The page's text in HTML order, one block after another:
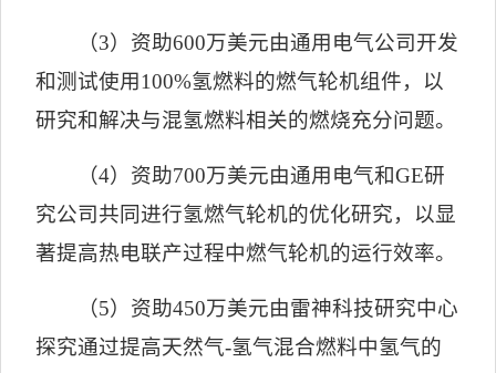
（3）资助600万美元由通用电气公司开发
和测试使用100%氢燃料的燃气轮机组件，以
研究和解决与混氢燃料相关的燃烧充分问题。
（4）资助700万美元由通用电气和GE研
究公司共同进行氢燃气轮机的优化研究，以显
著提高热电联产过程中燃气轮机的运行效率。
（5）资助450万美元由雷神科技研究中心
探究通过提高天然气-氢气混合燃料中氢气的